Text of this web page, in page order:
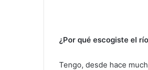
¿Por qué escogiste el
Tengo, desde hace